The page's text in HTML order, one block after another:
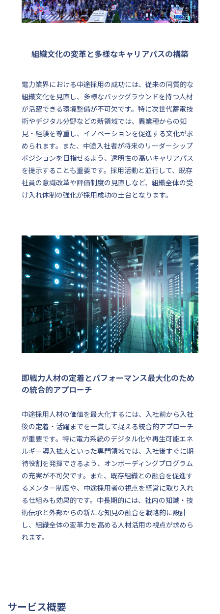
組織文化の変革と多様なキャリアパスの構築
電力業界における中途採用の成功には、従来の同質的な
組織文化を見直し、多様なバックグラウンドを持つ人材
が活躍できる環境整備が不可欠です。特に次世代蓄電技
術やデジタル分野などの新領域では、異業種からの知
見・経験を尊重し、イノベーションを促進する文化が求
められます。また、中途入社者が将来のリーダーシップ
ポジションを目指せるよう、透明性の高いキャリアパス
を提示することも重要です。採用活動と並行して、既存
社員の意識改革や評価制度の見直しなど、組織全体の受
け入れ体制の強化が採用成功の土台となります。
即戦力人材の定着とパフォーマンス最大化のため
の統合的アプローチ
中途採用人材の価値を最大化するには、入社前から入社
後の定着・活躍までを一貫して捉える統合的アプローチ
が重要です。特に電力系統のデジタル化や再生可能エネ
ルギー導入拡大といった専門領域では、入社後すぐに期
待役割を発揮できるよう、オンボーディングプログラム
の充実が不可欠です。また、既存組織との融合を促進す
るメンター制度や、中途採用者の視点を経営に取り入れ
る仕組みも効果的です。中長期的には、社内の知識・技
術伝承と外部からの新たな知見の融合を戦略的に設計
し、組織全体の変革力を高める人材活用の視点が求めら
れます。
サービス概要